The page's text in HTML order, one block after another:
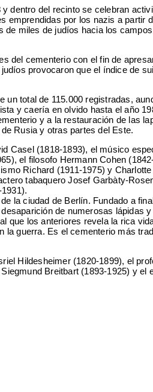
del recinto se celebran
por los nazis a
miles de judíos hacia los
cementerio con el fin de
provocaron que el índice de
total de 115.000 registradas,
y caería en olvido hasta el año
y a la restauración de las
Rusia y otras partes del Este.
(1818-1893), el músico
el filosofo Hermann Cohen
Richard (1911-1975) y
tabaquero Josef Garbàty-
ciudad de Berlín. Fundado a
de numerosas lápidas
los anteriores revela la rica
guerra. Es el cementerio más
Hildesheimer (1820-1899), el
Breitbart (1893-1925) y